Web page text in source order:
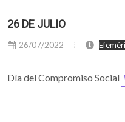
26 DE JULIO
26/07/2022
Día del Compromiso Social